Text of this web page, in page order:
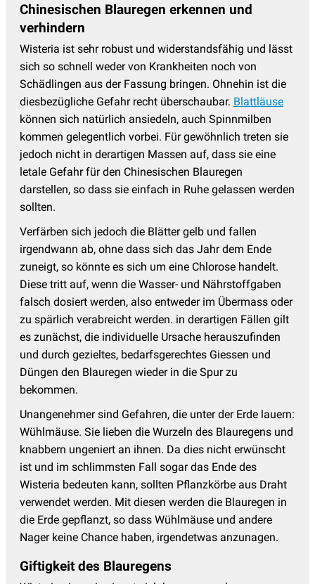
Chinesischen Blauregen erkennen und
verhindern
Wisteria ist sehr robust und widerstandsfähig und lässt
sich so schnell weder von Krankheiten noch von
Schädlingen aus der Fassung bringen. Ohnehin ist die
diesbezügliche Gefahr recht überschaubar. Blattläuse
können sich natürlich ansiedeln, auch Spinnmilben
kommen gelegentlich vorbei. Für gewöhnlich treten sie
jedoch nicht in derartigen Massen auf, dass sie eine
letale Gefahr für den Chinesischen Blauregen
darstellen, so dass sie einfach in Ruhe gelassen werden
sollten.
Verfärben sich jedoch die Blätter gelb und fallen
irgendwann ab, ohne dass sich das Jahr dem Ende
zuneigt, so könnte es sich um eine Chlorose handelt.
Diese tritt auf, wenn die Wasser- und Nährstoffgaben
falsch dosiert werden, also entweder im Übermass oder
zu spärlich verabreicht werden. in derartigen Fällen gilt
es zunächst, die individuelle Ursache herauszufinden
und durch gezieltes, bedarfsgerechtes Giessen und
Düngen den Blauregen wieder in die Spur zu
bekommen.
Unangenehmer sind Gefahren, die unter der Erde lauern:
Wühlmäuse. Sie lieben die Wurzeln des Blauregens und
knabbern ungeniert an ihnen. Da dies nicht erwünscht
ist und im schlimmsten Fall sogar das Ende des
Wisteria bedeuten kann, sollten Pflanzkörbe aus Draht
verwendet werden. Mit diesen werden die Blauregen in
die Erde gepflanzt, so dass Wühlmäuse und andere
Nager keine Chance haben, irgendetwas anzunagen.
Giftigkeit des Blauregens